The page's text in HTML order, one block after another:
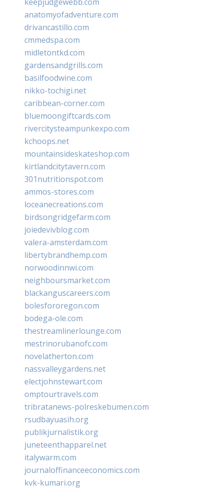
anatomyofadventure.com
drivancastillo.com
cmmedspa.com
midletontkd.com
gardensandgrills.com
basilfoodwine.com
nikko-tochigi.net
caribbean-corner.com
bluemoongiftcards.com
rivercitysteampunkexpo.com
kchoops.net
mountainsideskateshop.com
kirtlandcitytavern.com
301nutritionspot.com
ammos-stores.com
loceanecreations.com
birdsongridgefarm.com
joiedevivblog.com
valera-amsterdam.com
libertybrandhemp.com
norwoodinnwi.com
neighboursmarket.com
blackanguscareers.com
bolesfororegon.com
bodega-ole.com
thestreamlinerlounge.com
mestrinorubanofc.com
novelatherton.com
nassvalleygardens.net
electjohnstewart.com
omptourtravels.com
tribratanews-polreskebumen.com
rsudbayuasih.org
publikjurnalistik.org
juneteenthapparel.net
italywarm.com
journaloffinanceeconomics.com
kvk-kumari.org